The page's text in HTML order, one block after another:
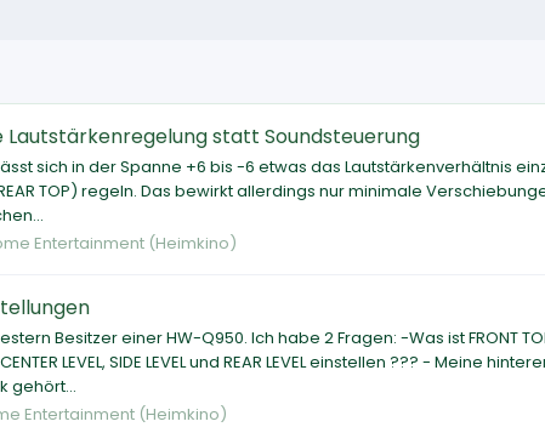
Lautstärkenregelung statt Soundsteuerung
sich in der Spanne +6 bis -6 etwas das Lautstärkenverhältnis
/ REAR TOP) regeln. Das bewirkt allerdings nur minimale
Entertainment (Heimkino)
Besitzer einer HW-Q950. Ich habe 2 Fragen: -Was ist FRONT TOP
LEVEL, SIDE LEVEL und REAR LEVEL einstellen ??? - Meine
gehört...
Entertainment (Heimkino)